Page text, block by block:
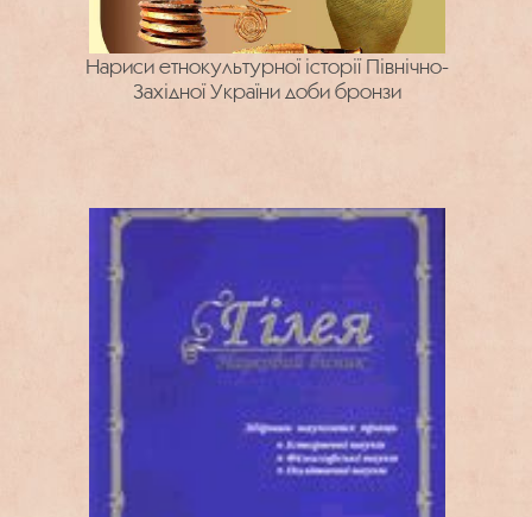
Нариси етнокультурної історії Північно-
Західної України доби бронзи